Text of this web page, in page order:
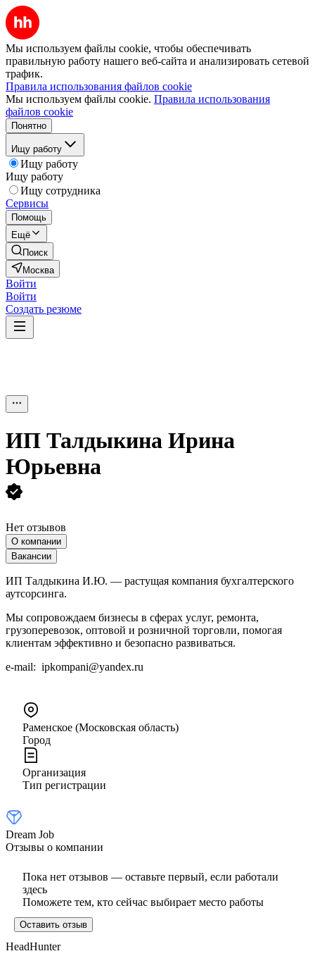
Мы используем файлы cookie, чтобы обеспечивать
правильную работу нашего веб-сайта и анализировать сетевой
трафик.
Правила использования файлов cookie
Мы используем файлы cookie. Правила использования
файлов cookie
Понятно
Ищу работу
Ищу работу
Ищу работу
Ищу сотрудника
Сервисы
Помощь
Ещё
Поиск
Москва
Войти
Войти
Создать резюме
ИП Талдыкина Ирина
Юрьевна
Нет отзывов
О компании
Вакансии
ИП Талдыкина И.Ю. — растущая компания бухгалтерского
аутсорсинга.
Мы сопровождаем бизнесы в сферах услуг, ремонта,
грузоперевозок, оптовой и розничной торговли, помогая
клиентам эффективно и безопасно развиваться.
e-mail: ipkompani@yandex.ru
Раменское (Московская область)
Город
Организация
Тип регистрации
Dream Job
Отзывы о компании
Пока нет отзывов — оставьте первый, если работали
здесь
Поможете тем, кто сейчас выбирает место работы
Оставить отзыв
HeadHunter